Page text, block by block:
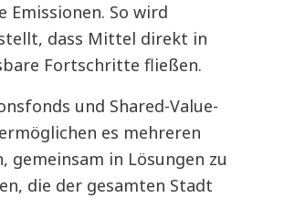
Emissionen. So wird
dass Mittel direkt in
Fortschritte fließen.
und Shared-Value-
es mehreren
gemeinsam in Lösungen zu
die der gesamten Stadt